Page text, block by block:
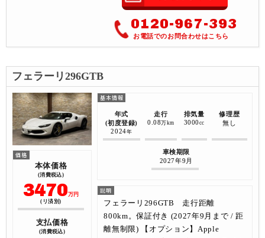
0120-967-393
お電話でのお問合わせはこちら
フェラーリ296GTB
本体価格
(消費税込)
3470万円
(リ済別)
支払価格
(消費税込)
年式
(初度登録)
2024年
走行
0.08万km
排気量
3000 cc
修理歴
無し
車検期限
2027年9月
フェラーリ296GTB 走行距離
800km。保証付き (2027年9月まで / 距
離無制限) 【オプション】Apple